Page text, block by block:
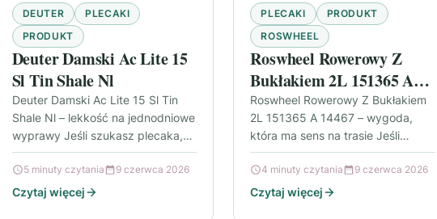
DEUTER
PLECAKI
PRODUKT
Deuter Damski Ac Lite 15
Sl Tin Shale Nl
Deuter Damski Ac Lite 15 Sl Tin
Shale Nl – lekkość na jednodniowe
wyprawy Jeśli szukasz plecaka,
który nie ciąży podczas krótkich
wyjść w…
5 minuty czytania 9 czerwca 2026
Czytaj więcej
PLECAKI
PRODUKT
ROSWHEEL
Roswheel Rowerowy Z
Bukłakiem 2L 151365 A
14467
Roswheel Rowerowy Z Bukłakiem
2L 151365 A 14467 – wygoda,
która ma sens na trasie Jeśli
jeździsz rowerem rekreacyjnie
albo regularnie trenujesz, szybko
docenisz…
4 minuty czytania 9 czerwca 2026
Czytaj więcej